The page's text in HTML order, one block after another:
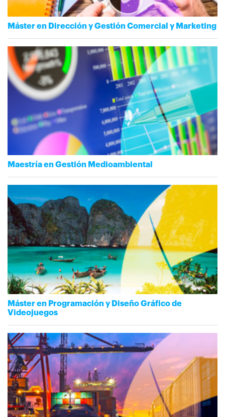
Máster en Dirección y Gestión Comercial y Marketing
Maestría en Gestión Medioambiental
Máster en Programación y Diseño Gráfico de
Videojuegos